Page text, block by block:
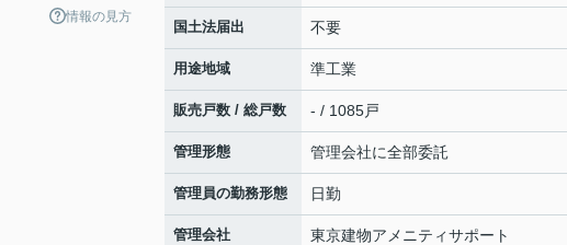
情報の見方
国土法届出 不要
用途地域 準工業
販売戸数 / 総戸数 - / 1085戸
管理形態 管理会社に全部委託
管理員の勤務形態 日勤
管理会社 東京建物アメニティサポート